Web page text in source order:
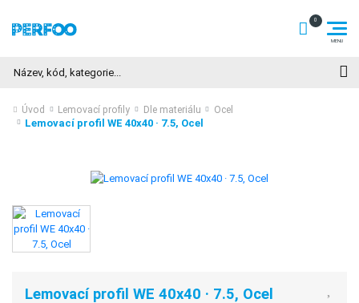
Úvod Lemovací profily Dle materiálu Ocel
Lemovací profil WE 40x40 · 7.5, Ocel
Lemovací profil WE 40x40 · 7.5, Ocel